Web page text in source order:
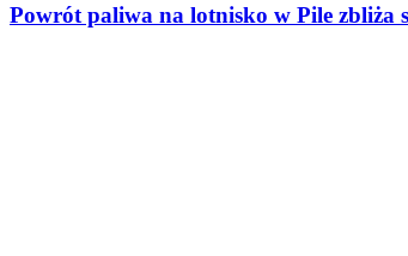
Powrót paliwa na lotnisko w Pile zbliża